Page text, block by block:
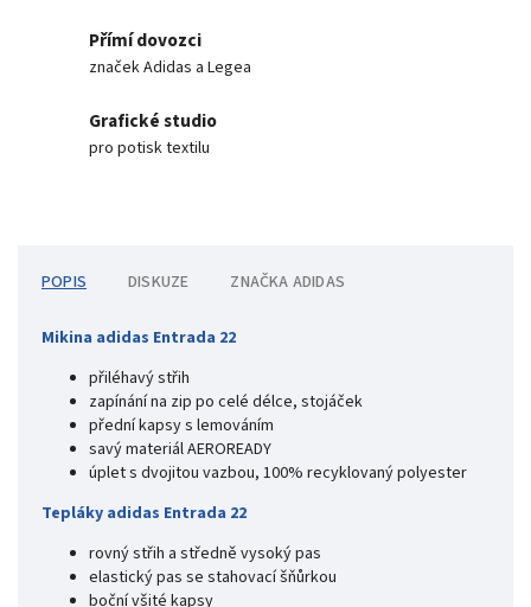
Přímí dovozci
značek Adidas a Legea
Grafické studio
pro potisk textilu
POPIS DISKUZE ZNAČKA ADIDAS
Mikina adidas Entrada 22
přiléhavý střih
zapínání na zip po celé délce, stojáček
přední kapsy s lemováním
savý materiál AEROREADY
úplet s dvojitou vazbou, 100% recyklovaný polyester
Tepláky adidas Entrada 22
rovný střih a středně vysoký pas
elastický pas se stahovací šňůrkou
boční všité kapsy